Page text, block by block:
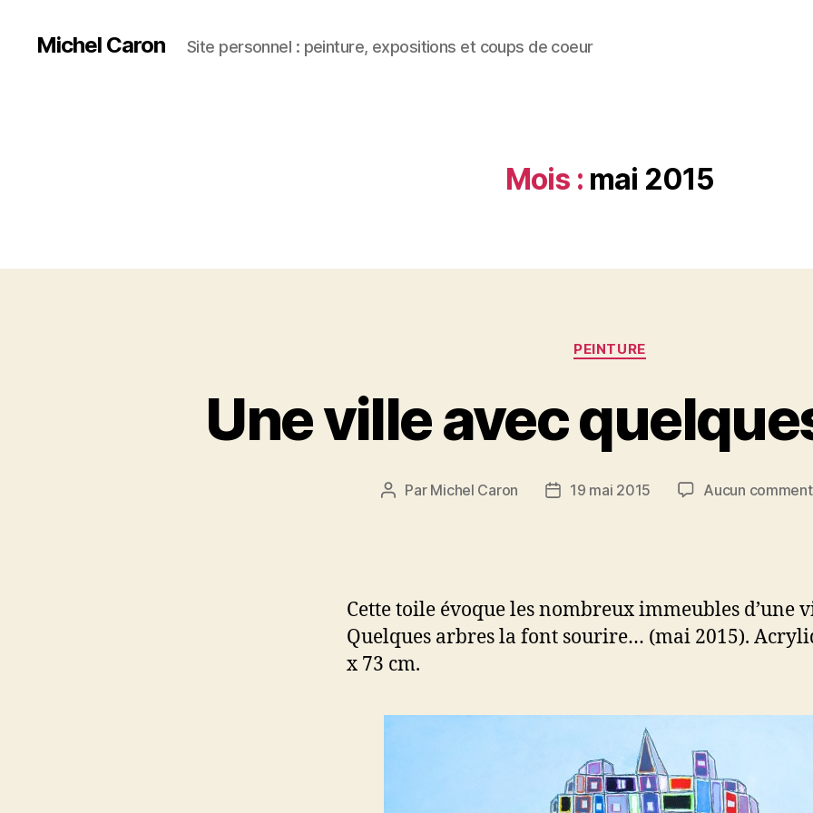
Michel Caron Site personnel : peinture, expositions et coups de coeur
Mois : mai 2015
Catégories
PEINTURE
Une ville avec
Auteur
Par Michel Caron
Date19 mai 2015 Aucun
Cette toile évoque les nombreux immeubles d’une
Quelques arbres la font sourire… (mai 2015).
x 73 cm.